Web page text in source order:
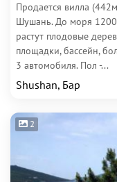
Продается вилла
Шушань. До моря 1200
растут плодовые
площадки, бассейн,
3 автомобиля. Пол -...
Shushan, Бар
2